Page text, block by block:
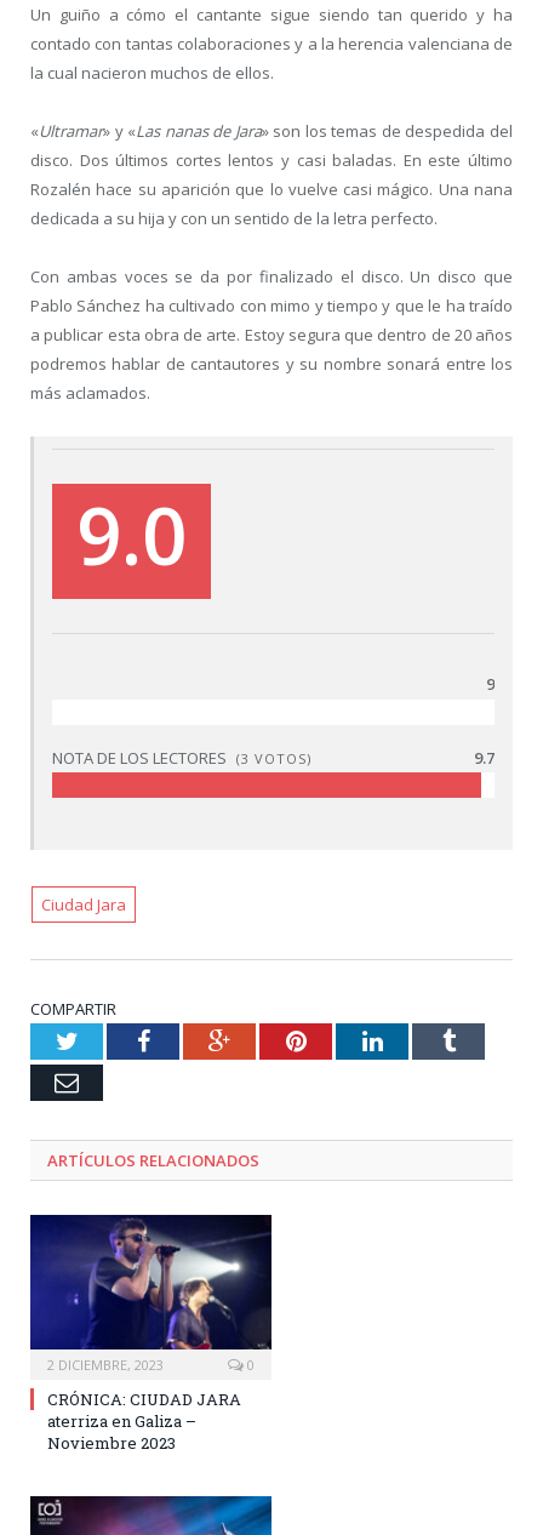
Un guiño a cómo el cantante sigue siendo tan querido y ha
contado con tantas colaboraciones y a la herencia valenciana de
la cual nacieron muchos de ellos.
«Ultramar» y «Las nanas de Jara» son los temas de despedida del
disco. Dos últimos cortes lentos y casi baladas. En este último
Rozalén hace su aparición que lo vuelve casi mágico. Una nana
dedicada a su hija y con un sentido de la letra perfecto.
Con ambas voces se da por finalizado el disco. Un disco que
Pablo Sánchez ha cultivado con mimo y tiempo y que le ha traído
a publicar esta obra de arte. Estoy segura que dentro de 20 años
podremos hablar de cantautores y su nombre sonará entre los
más aclamados.
9.0
9
NOTA DE LOS LECTORES (3 VOTOS) 9.7
Ciudad Jara
COMPARTIR
TwitterFacebookGoogle+PinterestLinkedInTumblr
Email
ARTÍCULOS RELACIONADOS
2 DICIEMBRE, 2023 0
CRÓNICA: CIUDAD JARA
aterriza en Galiza –
Noviembre 2023